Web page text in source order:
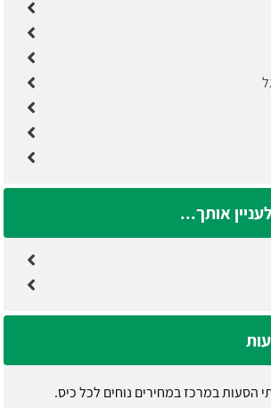
אותך...
הסעות במרכז במחירים נוחים לכל כיס.